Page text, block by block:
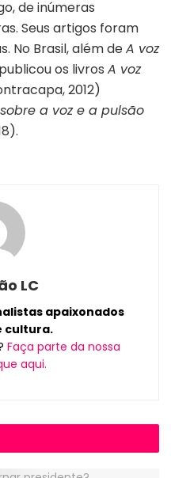
de inúmeras
Seus artigos foram
No Brasil, além deA voz
os livros A voz
2012)
a voz e a pulsão
LC
apaixonados
cultura.
Faça parte da nossa
aqui.